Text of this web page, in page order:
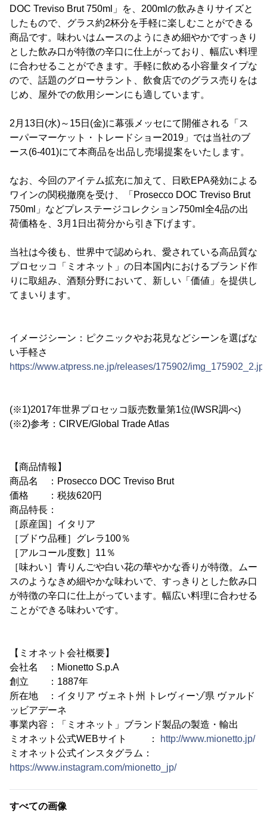
DOC Treviso Brut 750ml」を、200mlの飲みきりサイズと
したもので、グラス約2杯分を手軽に楽しむことができる
商品です。味わいはムースのようにきめ細やかですっきり
とした飲み口が特徴の辛口に仕上がっており、幅広い料理
に合わせることができます。手軽に飲める小容量タイプな
ので、話題のグローサラント、飲食店でのグラス売りをは
じめ、屋外での飲用シーンにも適しています。
2月13日(水)～15日(金)に幕張メッセにて開催される「ス
ーパーマーケット・トレードショー2019」では当社のブ
ース(6-401)にて本商品を出品し売場提案をいたします。
なお、今回のアイテム拡充に加えて、日欧EPA発効による
ワインの関税撤廃を受け、「Prosecco DOC Treviso Brut
750ml」などプレステージコレクション750ml全4品の出
荷価格を、3月1日出荷分から引き下げます。
当社は今後も、世界中で認められ、愛されている高品質な
プロセッコ「ミオネット」の日本国内におけるブランド作
りに取組み、酒類分野において、新しい「価値」を提供し
てまいります。
イメージシーン：ピクニックやお花見などシーンを選ばな
い手軽さ
https://www.atpress.ne.jp/releases/175902/
(※1)2017年世界プロセッコ販売数量第1位(IWSR調べ)
(※2)参考：CIRVE/Global Trade Atlas
【商品情報】
商品名 ：Prosecco DOC Treviso Brut
価格 ：税抜620円
商品特長：
［原産国］イタリア
［ブドウ品種］グレラ100％
［アルコール度数］11％
［味わい］青りんごや白い花の華やかな香りが特徴。ムー
スのようなきめ細やかな味わいで、すっきりとした飲み口
が特徴の辛口に仕上がっています。幅広い料理に合わせる
ことができる味わいです。
【ミオネット会社概要】
会社名 ：Mionetto S.p.A
創立 ：1887年
所在地 ：イタリア ヴェネト州 トレヴィーゾ県 ヴァルド
ッビアデーネ
事業内容：「ミオネット」ブランド製品の製造・輸出
ミオネット公式WEBサイト ：
http://www.mionetto.jp/
ミオネット公式インスタグラム：
https://www.instagram.com/mionetto_jp/
すべての画像